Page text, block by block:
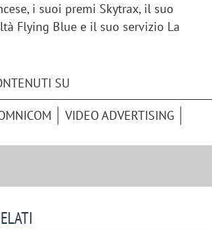
i suoi premi Skytrax, il suo
Flying Blue e il suo servizio La
SU
VIDEO ADVERTISING